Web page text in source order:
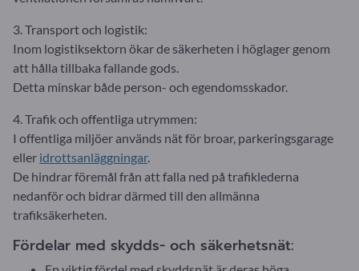
3. Transport och logistik:
Inom logistiksektorn ökar de säkerheten i höglager genom
att hålla tillbaka fallande gods.
Detta minskar både person- och egendomsskador.
4. Trafik och offentliga utrymmen:
I offentliga miljöer används nät för broar, parkeringsgarage
eller idrottsanläggningar.
De hindrar föremål från att falla ned på trafiklederna
nedanför och bidrar därmed till den allmänna
trafiksäkerheten.
Fördelar med skydds- och säkerhetsnät: